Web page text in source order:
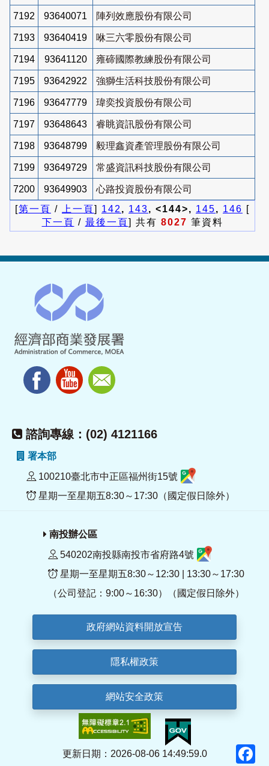
7192 93640071 陣列效應股份有限公司
7193 93640419 咻三六零股份有限公司
7194 93641120 雍碲國際教練股份有限公司
7195 93642922 強獅生活科技股份有限公司
7196 93647779 瑋奕投資股份有限公司
7197 93648643 睿眺資訊股份有限公司
7198 93648799 毅理鑫資產管理股份有限公司
7199 93649729 常盛資訊科技股份有限公司
7200 93649903
心路投資股份有限公司
[第一頁 / 上一頁] 142 , 143, <144>, 145, 146 [
下一頁 / 最後一頁] 共有 8027 筆資料
諮詢專線：(02) 4121166
署本部
100210臺北市中正區福州街15號
星期一至星期五8:30～17:30（國定假日除外）
南投辦公區
540202南投縣南投市省府路4號
星期一至星期五8:30～12:30 | 13:30～17:30
（公司登記：9:00～16:30）（國定假日除外）
政府網站資料開放宣告
隱私權政策
網站安全政策
更新日期：2026-08-06 14:49:59.0